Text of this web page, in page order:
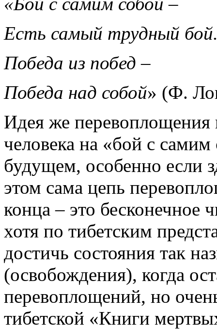
Есть самый трудный
Победа из побед –
Победа над собой» (Ф.
Идея же перевоплощения
человека на «бой с
будущем, особенно если
этом сама цепь
конца – это бесконечное
хотя по тибетским
достичь состояния так
(освобождения), когда
перевоплощений, но
тибетской «Книги